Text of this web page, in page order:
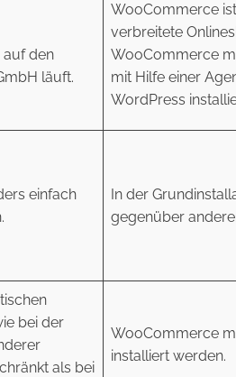
auf den
läuft.
WooCommerce
verbreitete
WooCommerce
mit Hilfe einer
WordPress
einfach
In der
gegenüber
bei der
als bei
WooCommerce
installiert werden.